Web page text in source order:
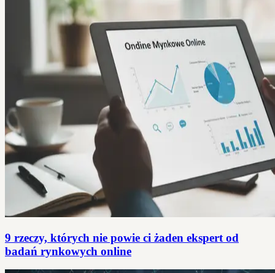
9 rzeczy, których nie powie ci żaden ekspert od
badań rynkowych online